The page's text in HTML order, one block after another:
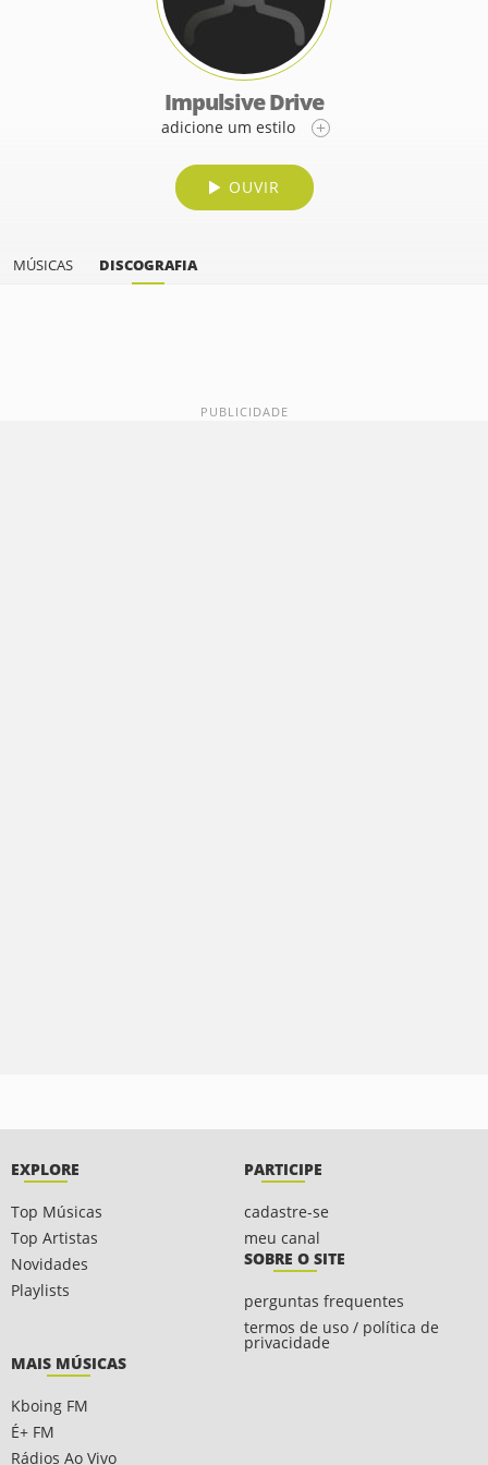
Impulsive Drive
adicione um estilo
OUVIR
MÚSICAS DISCOGRAFIA
EXPLORE
Top Músicas
Top Artistas
Novidades
Playlists
PARTICIPE
cadastre-se
meu canal
SOBRE O SITE
perguntas frequentes
termos de uso / política de
privacidade
MAIS MÚSICAS
Kboing FM
É+ FM
Rádios Ao Vivo